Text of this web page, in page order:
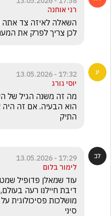
רני אוחנה
לכן צריך לפרק את
17:32 - 13.05.2026
יוסי גורג
התיק
17:29 - 13.05.2026
לימור בלום
סיני